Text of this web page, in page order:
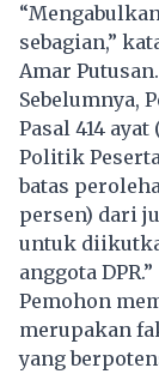
sebagian,”
Amar Putusan.
Sebelumnya,
Pasal 414 ayat
Politik
batas
persen) dari
untuk
anggota DPR.”
Pemohon
merupakan
yang